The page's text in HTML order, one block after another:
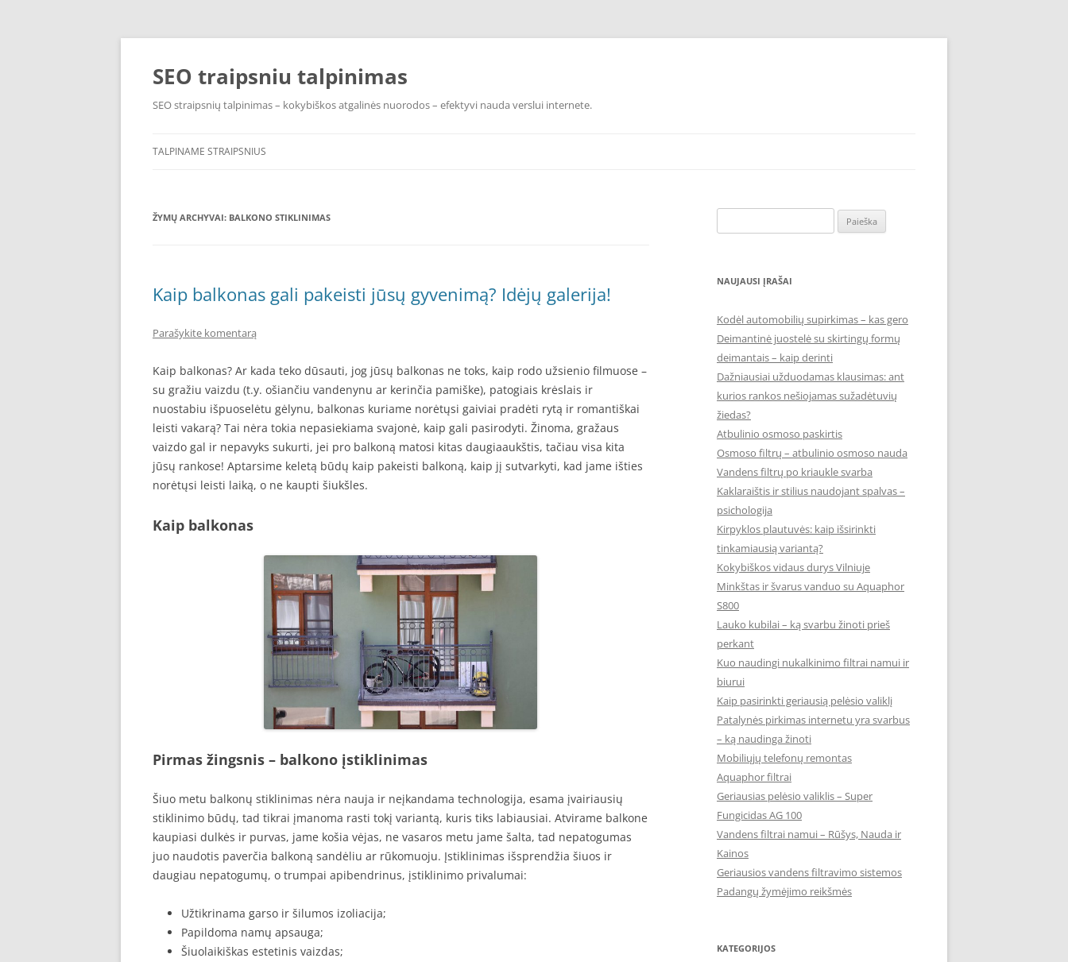
Pereiti
SEO traipsniu talpinimas
SEO straipsnių talpinimas – kokybiškos atgalinės nuorodos – efektyvi nauda verslui internete.
TALPINAME STRAIPSNIUS
ŽYMŲ ARCHYVAI: BALKONO STIKLINIMAS
Kaip balkonas gali pakeisti jūsų gyvenimą? Idėjų galerija!
Parašykite komentarą
Kaip balkonas? Ar kada teko dūsauti, jog jūsų balkonas ne toks, kaip rodo užsienio filmuose –
su gražiu vaizdu (t.y. ošiančiu vandenynu ar kerinčia pamiške), patogiais krėslais ir
nuostabiu išpuoselėtu gėlynu, balkonas kuriame norėtųsi gaiviai pradėti rytą ir romantiškai
leisti vakarą? Tai nėra tokia nepasiekiama svajonė, kaip gali pasirodyti. Žinoma, gražaus
vaizdo gal ir nepavyks sukurti, jei pro balkoną matosi kitas daugiaaukštis, tačiau visa kita
jūsų rankose! Aptarsime keletą būdų kaip pakeisti balkoną, kaip jį sutvarkyti, kad jame išties
norėtųsi leisti laiką, o ne kaupti šiukšles.
Kaip balkonas
Pirmas žingsnis – balkono įstiklinimas
Šiuo metu balkonų stiklinimas nėra nauja ir neįkandama technologija, esama įvairiausių
stiklinimo būdų, tad tikrai įmanoma rasti tokį variantą, kuris tiks labiausiai. Atvirame balkone
kaupiasi dulkės ir purvas, jame košia vėjas, ne vasaros metu jame šalta, tad nepatogumas
juo naudotis paverčia balkoną sandėliu ar rūkomuoju. Įstiklinimas išsprendžia šiuos ir
daugiau nepatogumų, o trumpai apibendrinus, įstiklinimo privalumai:
Užtikrinama garso ir šilumos izoliacija;
Papildoma namų apsauga;
Šiuolaikiškas estetinis vaizdas;
NAUJAUSI ĮRAŠAI
Kodėl automobilių supirkimas – kas gero
Deimantinė juostelė su skirtingų formų
deimantais – kaip derinti
Dažniausiai užduodamas klausimas: ant
kurios rankos nešiojamas sužadėtuvių
žiedas?
Atbulinio osmoso paskirtis
Osmoso filtrų – atbulinio osmoso nauda
Vandens filtrų po kriaukle svarba
Kaklaraištis ir stilius naudojant spalvas –
psichologija
Kirpyklos plautuvės: kaip išsirinkti
tinkamiausią variantą?
Kokybiškos vidaus durys Vilniuje
Minkštas ir švarus vanduo su Aquaphor
S800
Lauko kubilai – ką svarbu žinoti prieš
perkant
Kuo naudingi nukalkinimo filtrai namui ir
biurui
Kaip pasirinkti geriausią pelėsio valiklį
Patalynės pirkimas internetu yra svarbus
– ką naudinga žinoti
Mobiliųjų telefonų remontas
Aquaphor filtrai
Geriausias pelėsio valiklis – Super
Fungicidas AG 100
Vandens filtrai namui – Rūšys, Nauda ir
Kainos
Geriausios vandens filtravimo sistemos
Padangų žymėjimo reikšmės
KATEGORIJOS